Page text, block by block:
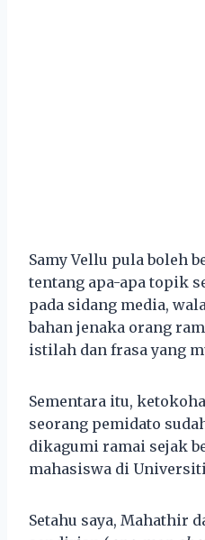
Samy Vellu pula boleh
tentang apa-apa topik
pada sidang media,
bahan jenaka orang
istilah dan frasa yang
Sementara itu,
seorang pemidato
dikagumi ramai sejak
mahasiswa di Universiti
Setahu saya, Mahathir